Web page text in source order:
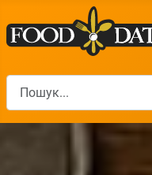
Пошук